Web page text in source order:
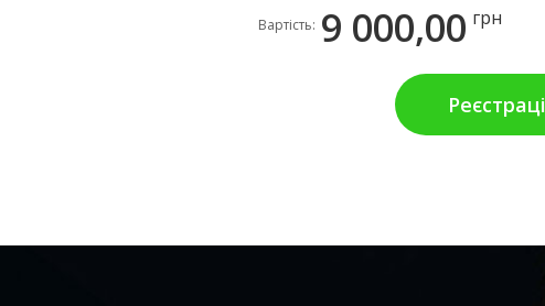
Вартість: 9 000,00 грн